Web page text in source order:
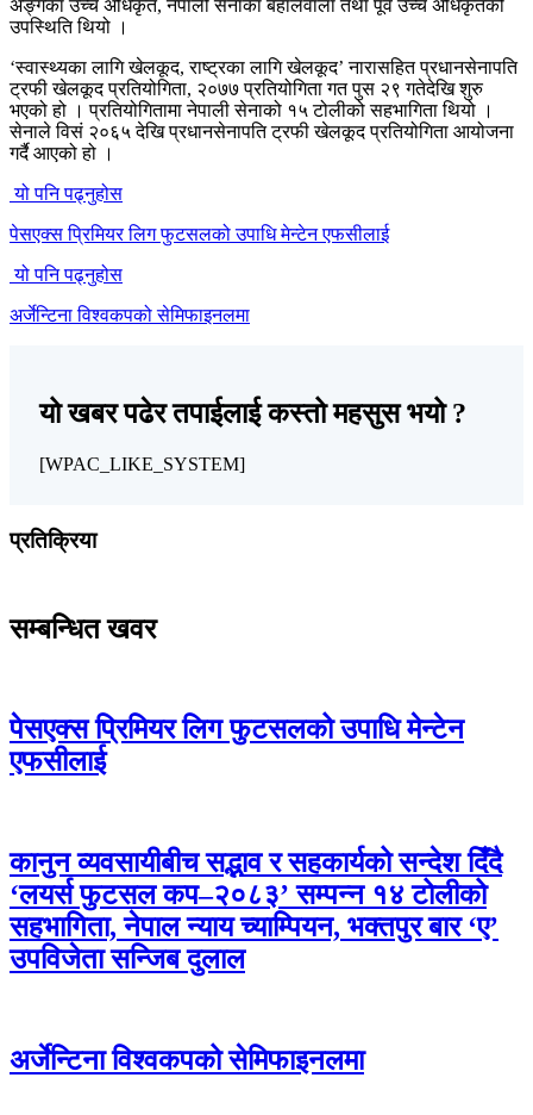
अङ्गका उच्च अधिकृत, नेपाली सेनाका बहालवाला तथा पूर्व उच्च अधिकृतको
उपस्थिति थियो ।
‘स्वास्थ्यका लागि खेलकूद, राष्ट्रका लागि खेलकूद’ नारासहित प्रधानसेनापति
ट्रफी खेलकूद प्रतियोगिता, २०७७ प्रतियोगिता गत पुस २९ गतेदेखि शुरु
भएको हो । प्रतियोगितामा नेपाली सेनाको १५ टोलीको सहभागिता थियो ।
सेनाले विसं २०६५ देखि प्रधानसेनापति ट्रफी खेलकूद प्रतियोगिता आयोजना
गर्दै आएको हो ।
यो पनि पढ्नुहोस
पेसएक्स प्रिमियर लिग फुटसलको उपाधि मेन्टेन एफसीलाई
यो पनि पढ्नुहोस
अर्जेन्टिना विश्वकपको सेमिफाइनलमा
यो खबर पढेर तपाईलाई कस्तो महसुस भयो ?
[WPAC_LIKE_SYSTEM]
प्रतिक्रिया
सम्बन्धित खवर
पेसएक्स प्रिमियर लिग फुटसलको उपाधि मेन्टेन
एफसीलाई
कानुन व्यवसायीबीच सद्भाव र सहकार्यको सन्देश दिँदै
‘लयर्स फुटसल कप–२०८३’ सम्पन्न १४ टोलीको
सहभागिता, नेपाल न्याय च्याम्पियन, भक्तपुर बार ‘ए’
उपविजेता सन्जिब दुलाल
अर्जेन्टिना विश्वकपको सेमिफाइनलमा